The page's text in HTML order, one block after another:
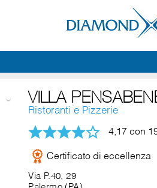
VILLA
Ristoranti e Pizzerie
4,17 con
Certificato di eccellenza
Via P.40, 29